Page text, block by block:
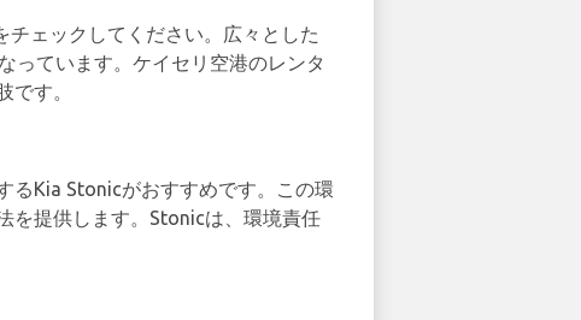
チェックしてください。広々とした
っています。ケイセリ空港のレンタ
す。
るKia Stonicがおすすめです。この環
を提供します。Stonicは、環境責任